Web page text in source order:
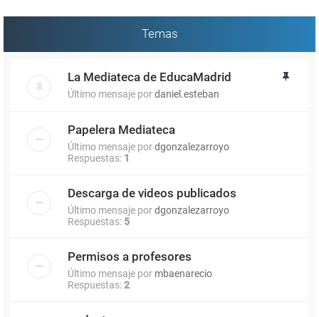
Temas
La Mediateca de EducaMadrid
Último mensaje pordaniel.esteban
Papelera Mediateca
Último mensaje pordgonzalezarroyo
Respuestas: 1
Descarga de videos publicados
Último mensaje pordgonzalezarroyo
Respuestas: 5
Permisos a profesores
Último mensaje por mbaenarecio
Respuestas:2